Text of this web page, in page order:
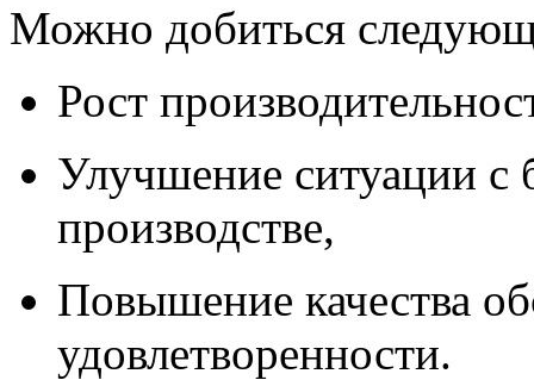
Можно добиться
Рост
Улучшение ситуации с
производстве,
Повышение качества
удовлетворенности.